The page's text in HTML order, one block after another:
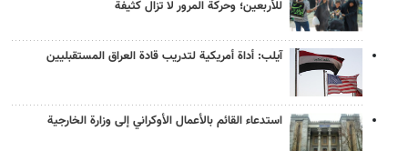
للأربعين؛ وحركة المرور لا تزال كثيفة
آيلب: أداة أمريكية لتدريب قادة العراق المستقبليين
استدعاء القائم بالأعمال الأوكراني إلى وزارة الخارجية